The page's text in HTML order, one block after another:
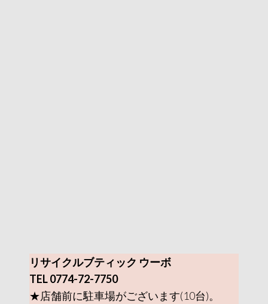
リサイクルブティック ウーボ
TEL 0774-72-7750
★店舗前に駐車場がございます(10台)。